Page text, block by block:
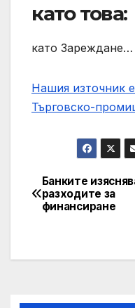
като това:
като Зареждане…
Нашия източник
Търговско-
Post
navigation
Банките
разходите за
финансиране